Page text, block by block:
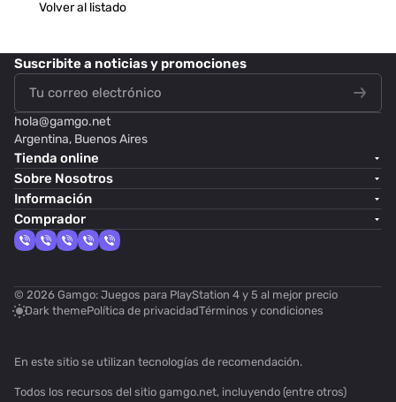
Volver al listado
Suscribitea noticias y promociones
hola@gamgo.net
Argentina, Buenos Aires
Tienda online
Sobre Nosotros
Información
Comprador
© 2026 Gamgo: Juegos para PlayStation 4 y 5 al mejor precio
Dark themePolítica de privacidadTérminos y condiciones
En este sitio se utilizan tecnologías de recomendación.
Todos los recursos del sitio gamgo.net, incluyendo (entre otros)